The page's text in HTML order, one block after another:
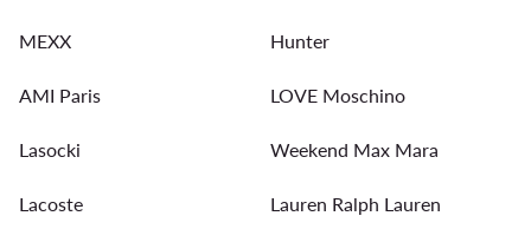
MEXX Hunter
AMI Paris LOVE Moschino
Lasocki Weekend Max Mara
Lacoste Lauren Ralph Lauren